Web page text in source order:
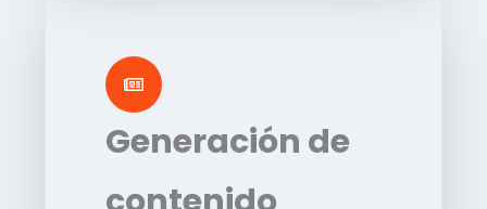
Generación de